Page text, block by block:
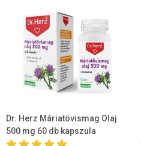
Dr. Herz Máriatövismag Olaj
500 mg 60 db kapszula